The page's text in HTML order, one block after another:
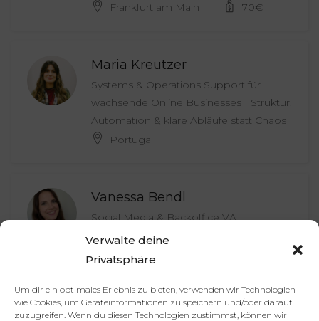
Verwalte deine
Privatsphäre
Um dir ein optimales Erlebnis zu bieten, verwenden wir Technologien
wie Cookies, um Geräteinformationen zu speichern und/oder darauf
zuzugreifen. Wenn du diesen Technologien zustimmst, können wir
Frankfurt am Main
70€
Maria Kreutzer
Systems & Operations Support für
wachsende Online Businesses | Struktur,
Automation & klare Abläufe statt Chaos
Portugal
Vanessa Bendl
Social Media & Backoffice VA |
Instagram, Facebook, Meta Ads, Canva-
Design, Copywriting)